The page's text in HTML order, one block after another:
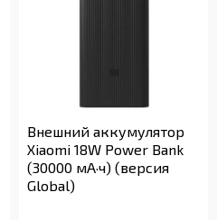
Внешний аккумулятор
Xiaomi 18W Power Bank
(30000 мА·ч) (версия
Global)